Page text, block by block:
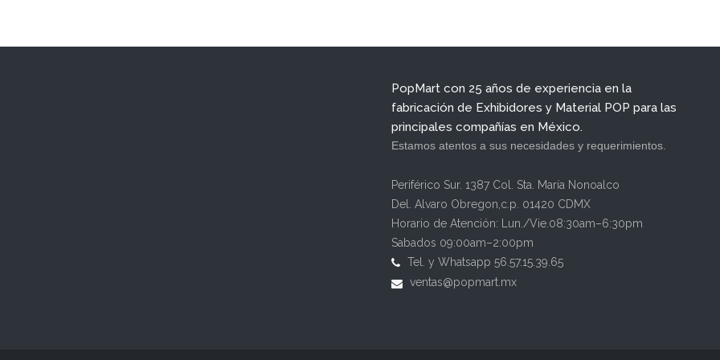
PopMart con 25 años de experiencia en la
fabricación de Exhibidores y Material POP para las
principales compañías en México.
Estamos atentos a sus necesidades y requerimientos.
Periférico Sur. 1387 Col. Sta. María Nonoalco
Del. Alvaro Obregon,c.p. 01420 CDMX
Horario de Atención: Lun./Vie.08:30am–6:30pm
Sabados 09:00am–2:00pm
Tel. y Whatsapp 56.57.15.39.65
ventas@popmart.mx